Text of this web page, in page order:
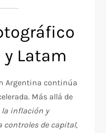
Latam
Argentina continúa
Más allá de
inflación y
controles de capital,